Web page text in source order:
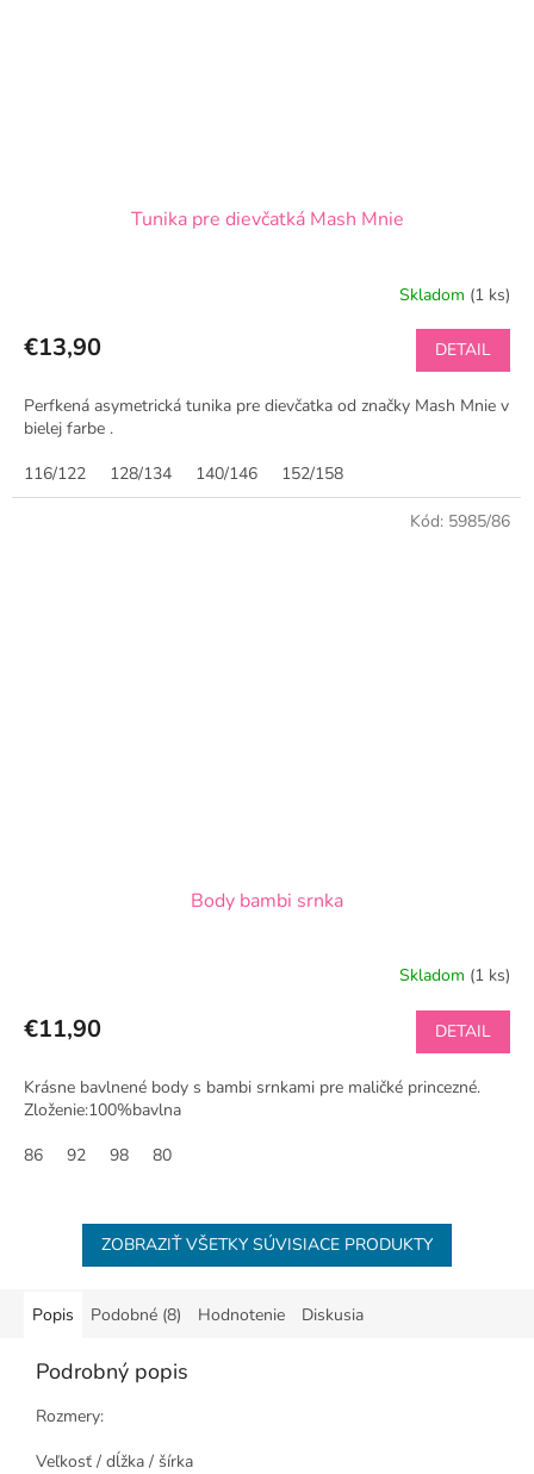
Tunika pre dievčatká Mash Mnie
Skladom (1 ks)
€13,90 DETAIL
Perfkená asymetrická tunika pre dievčatka od značky Mash Mnie v
bielej farbe .
116/122
128/134 140/146 152/158
Body bambi srnka
Skladom (1 ks)
€11,90 DETAIL
Krásne bavlnené body s bambi srnkami pre maličké princezné.
Zloženie:100%bavlna
86
92 98 80
Kód: 5985/86
ZOBRAZIŤ VŠETKY SÚVISIACE PRODUKTY
Popis Podobné (8) Hodnotenie Diskusia
Podrobný popis
Rozmery:
Veľkosť / dĺžka / šírka